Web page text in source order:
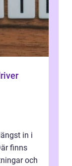
in i
finns
och